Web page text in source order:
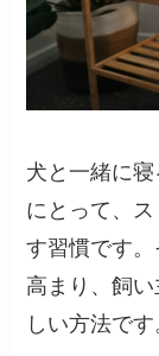
犬と一緒に
にとって、
す習慣です
高まり、飼
しい方法です